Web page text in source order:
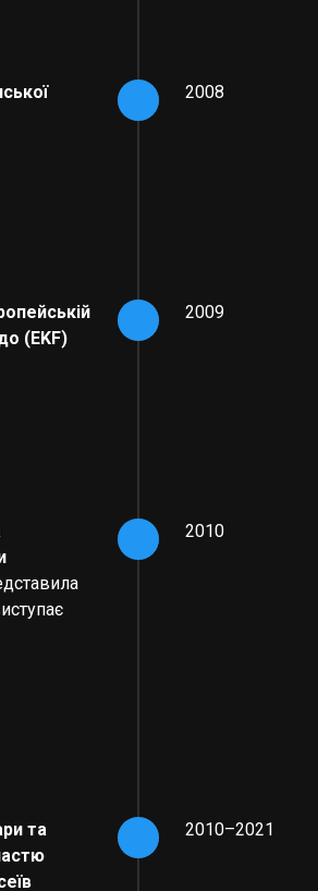
2008
(EKF)
2009
2010
та
2010–2021